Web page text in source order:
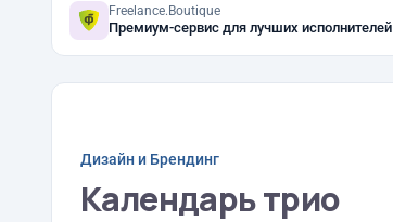
Freelance.Boutique
Премиум-сервис для лучших исполнителей
Дизайн и Брендинг
Календарь трио